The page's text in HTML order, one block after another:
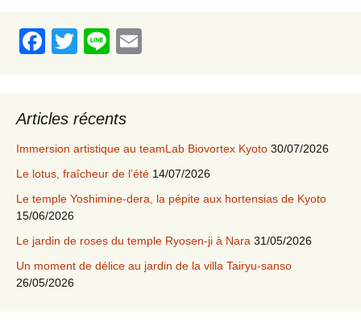
F
e
b
o
o
k
T
er
Li
Articles récents
Immersion artistique au teamLab Biovortex Kyoto 30/07/2026
Le lotus, fraîcheur de l’été 14/07/2026
Le temple Yoshimine-dera, la pépite aux hortensias de Kyoto
15/06/2026
Le jardin de roses du temple Ryosen-ji à Nara 31/05/2026
Un moment de délice au jardin de la villa Tairyu-sanso
26/05/2026